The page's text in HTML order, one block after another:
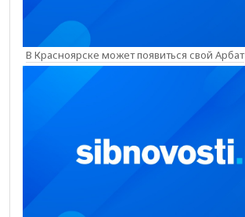
В Красноярске может появиться свой Арбат